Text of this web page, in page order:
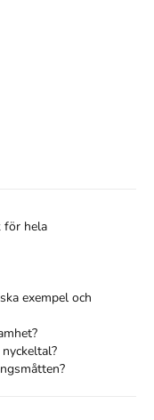
för hela
exempel och
och dessutom har